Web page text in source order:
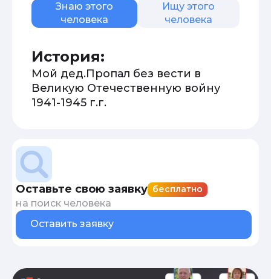
Знаю этого
человека
Ищу этого
человека
История:
Мой дед.Пропал без вести в
Великую Отечественную войну
1941-1945 г.г.
Оставьте свою заявку бесплатно
на поиск человека
Оставить заявку